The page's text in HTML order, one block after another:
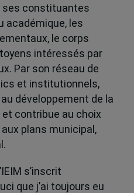
ses constituantes
académique, les
le corps
intéressés par
Par son réseau de
et institutionnels,
développement de la
et contribue au choix
plans municipal,
s’inscrit
que j’ai toujours eu